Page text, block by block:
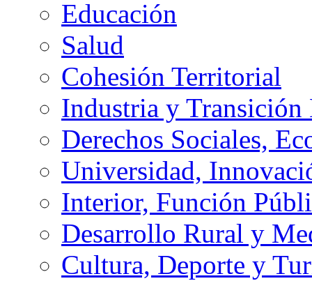
Educación
Salud
Cohesión Territorial
Industria y
Derechos Sociales,
Universidad,
Interior, Función
Desarrollo Rural y
Cultura, Deporte y